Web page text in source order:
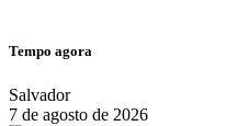
Tempo agora
Salvador
7 de agosto de 2026